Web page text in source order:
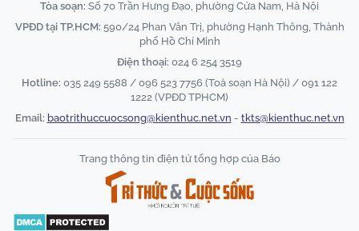
Tòa soạn: Số 70 Trần Hưng Đạo, phường Cửa Nam, Hà Nội
VPĐD tại TP.HCM: 590/24 Phan Văn Trị, phường Hạnh Thông, Thành
phố Hồ Chí Minh
Điện thoại: 024 6 254 3519
Hotline: 035 249 5588 / 096 523 7756 (Toà soạn Hà Nội) / 091 122
1222 (VPĐD TPHCM)
Email: baotrithuccuocsong@kienthuc.net.vn - tkts@kienthuc.net.vn
Trang thông tin điện tử tổng hợp của Báo